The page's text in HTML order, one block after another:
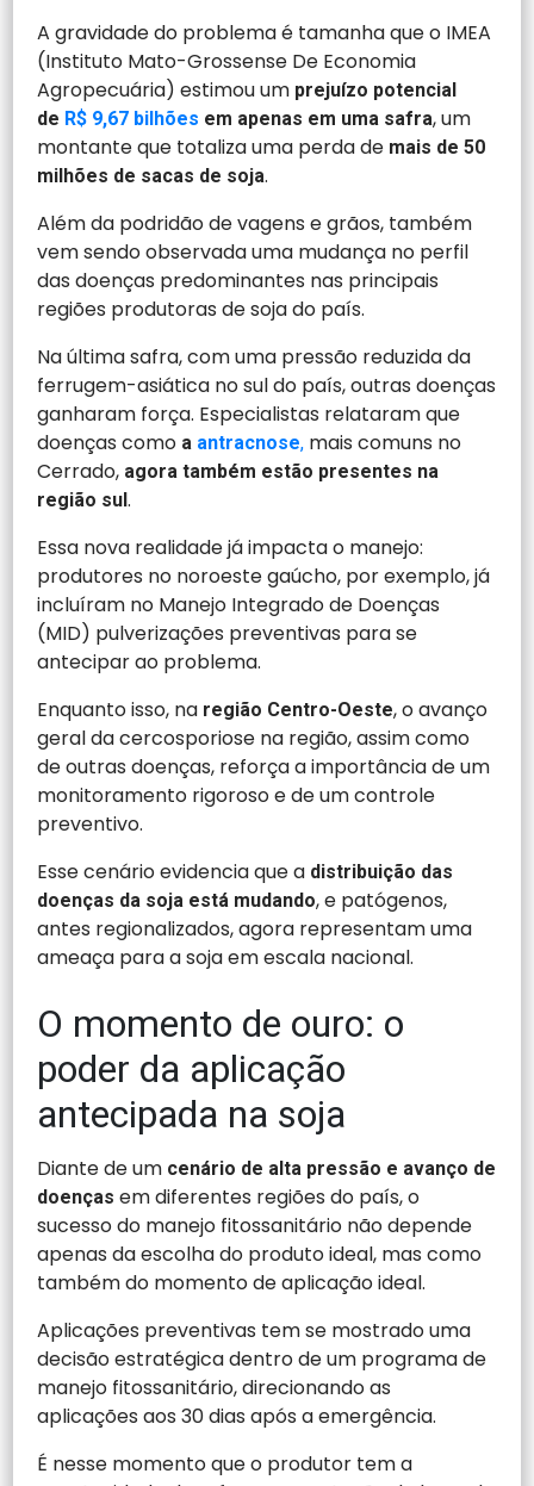
A gravidade do problema é tamanha que o IMEA
(Instituto Mato-Grossense De Economia
Agropecuária) estimou um prejuízo potencial
de R$ 9,67 bilhões em apenas em uma safra, um
montante que totaliza uma perda de mais de 50
milhões de sacas de soja.
Além da podridão de vagens e grãos, também
vem sendo observada uma mudança no perfil
das doenças predominantes nas principais
regiões produtoras de soja do país.
Na última safra, com uma pressão reduzida da
ferrugem-asiática no sul do país, outras doenças
ganharam força. Especialistas relataram que
doenças como a antracnose, mais comuns no
Cerrado, agora também estão presentes na
região sul.
Essa nova realidade já impacta o manejo:
produtores no noroeste gaúcho, por exemplo, já
incluíram no Manejo Integrado de Doenças
(MID) pulverizações preventivas para se
antecipar ao problema.
Enquanto isso, na região Centro-Oeste, o avanço
geral da cercosporiose na região, assim como
de outras doenças, reforça a importância de um
monitoramento rigoroso e de um controle
preventivo.
Esse cenário evidencia que a distribuição das
doenças da soja está mudando, e patógenos,
antes regionalizados, agora representam uma
ameaça para a soja em escala nacional.
O momento de ouro: o
poder da aplicação
antecipada na soja
Diante de um cenário de alta pressão e avanço de
doenças em diferentes regiões do país, o
sucesso do manejo fitossanitário não depende
apenas da escolha do produto ideal, mas como
também do momento de aplicação ideal.
Aplicações preventivas tem se mostrado uma
decisão estratégica dentro de um programa de
manejo fitossanitário, direcionando as
aplicações aos 30 dias após a emergência.
É nesse momento que o produtor tem a